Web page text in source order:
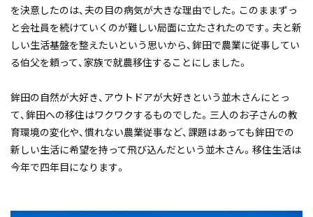
を決意したのは、夫の目の病気が大きな理由でした。このままずっ
と会社員を続けていくのが難しい局面に立たされたのです。夫と新
しい生活基盤を整えたいという思いから、鉾田で農業に従事してい
る伯父を頼って、家族で就農移住することにしました。
鉾田の自然が大好き、アウトドアが大好きという並木さんにとっ
て、鉾田への移住はワクワクするものでした。三人のお子さんの教
育環境の変化や、慣れない農業従事など、課題はあっても鉾田での
新しい生活に希望を持って飛び込んだという並木さん。移住生活は
今年で四年目になります。